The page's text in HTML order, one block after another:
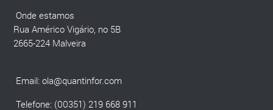
Onde estamos
Rua Américo Vigário, no 5B
2665-224 Malveira
Email:ola@quantinfor.com
Telefone: (00351) 219 668 911